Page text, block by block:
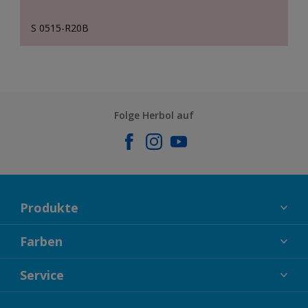
S 0515-R20B
Folge Herbol auf
Produkte
FASSADENFARBEN
INNENFARBEN
LACKE
Farben
KOLLEKTIONEN
FARBTRENDS
Service